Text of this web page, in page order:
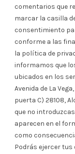
comentarios que
marcar la casilla
consentimiento
conforme a las
la política de
informamos que
ubicados en los
Avenida de La
puerta C) 28108,
que no
aparecen en el
como
Podrás ejercer tus